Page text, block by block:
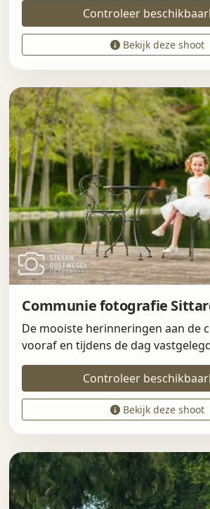
Controleer
Bekijk deze shoot
Communie fotografie
De mooiste herinneringen aan de
vooraf en tijdens de dag
Controleer
Bekijk deze shoot